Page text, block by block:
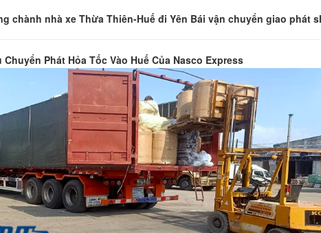
chành nhà xe Thừa Thiên-Huế đi Yên Bái vận chuyển giao phát
Chuyển Phát Hỏa Tốc Vào Huế Của Nasco Express